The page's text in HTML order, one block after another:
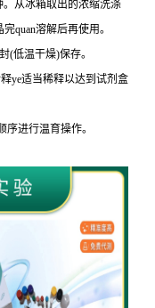
。从冰箱取出的浓缩洗涤
完quan溶解后再使用。
(低温干燥)保存。
ye适当稀释以达到试剂盒
进行温育操作。